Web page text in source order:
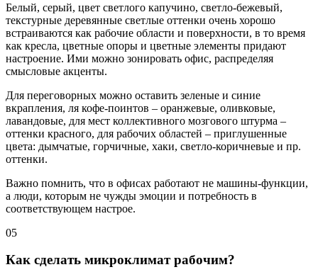
Белый, серый, цвет светлого капучино, светло-бежевый,
текстурные деревянные светлые оттенки очень хорошо
встраиваются как рабочие области и поверхности, в то время
как кресла, цветные опоры и цветные элементы придают
настроение. Ими можно зонировать офис, распределяя
смысловые акценты.
Для переговорных можно оставить зеленые и синие
вкрапления, ля кофе-поинтов – оранжевые, оливковые,
лавандовые, для мест коллективного мозгового штурма –
оттенки красного, для рабочих областей – приглушенные
цвета: дымчатые, горчичные, хаки, светло-коричневые и пр.
оттенки.
Важно помнить, что в офисах работают не машины-функции,
а люди, которым не чужды эмоции и потребность в
соответствующем настрое.
05
Как сделать микроклимат рабочим?